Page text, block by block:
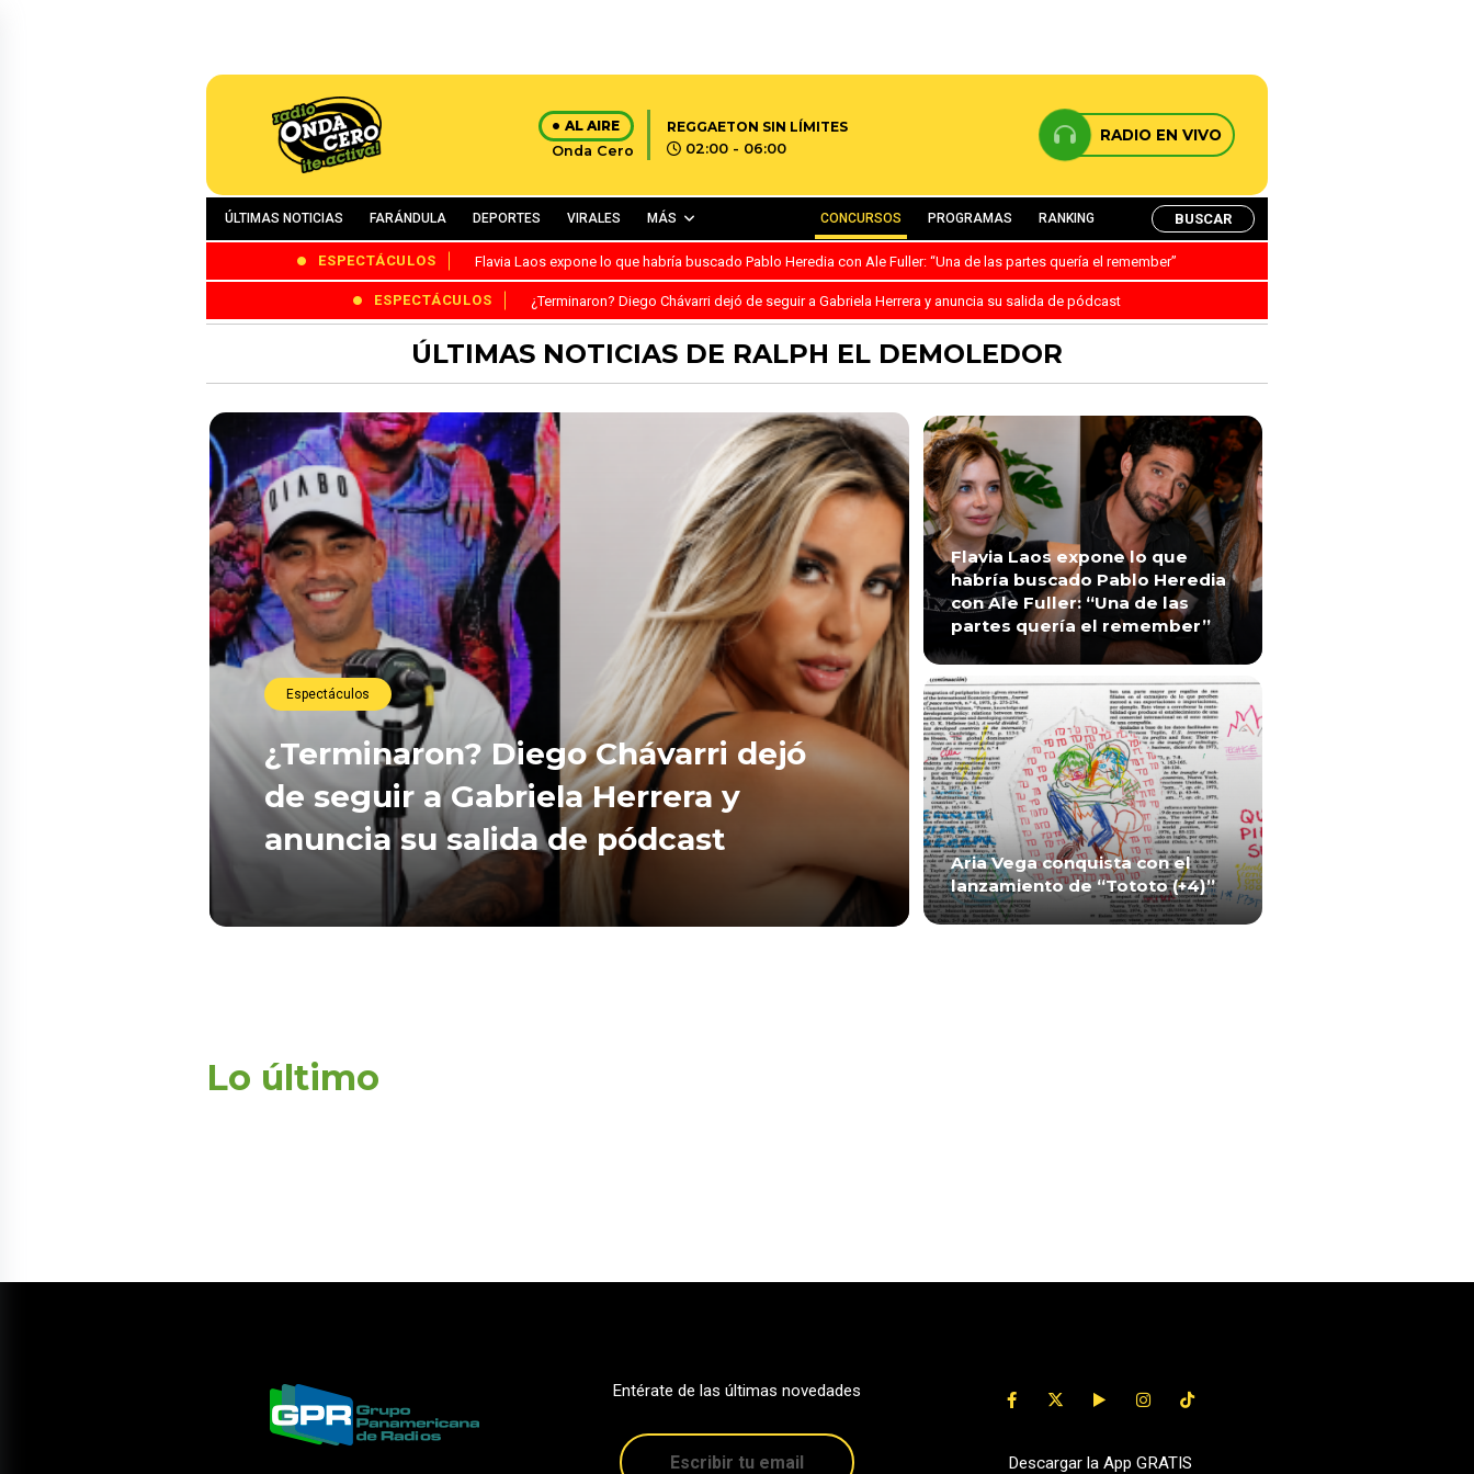
AL AIRE
Onda Cero
REGGAETON SIN LÍMITES
02:00 - 06:00
RADIO EN VIVO
ÚLTIMAS NOTICIAS FARÁNDULA DEPORTES VIRALES MÁS CONCURSOS PROGRAMAS RANKING BUSCAR
ESPECTÁCULOS Flavia Laos expone lo que habría buscado Pablo Heredia con Ale Fuller: “Una de las partes quería el remember”
ESPECTÁCULOS ¿Terminaron? Diego Chávarri dejó de seguir a Gabriela Herrera y anuncia su salida de pódcast
ÚLTIMAS NOTICIAS DE RALPH EL DEMOLEDOR
Espectáculos
¿Terminaron? Diego Chávarri dejó
de seguir a Gabriela Herrera y
anuncia su salida de pódcast
Flavia Laos expone lo que
habría buscado Pablo Heredia
con Ale Fuller: “Una de las
partes quería el remember”
Aria Vega conquista con el
lanzamiento de “Tototo (+4)”
Lo último
Entérate de las últimas novedades
Descargar la App GRATIS